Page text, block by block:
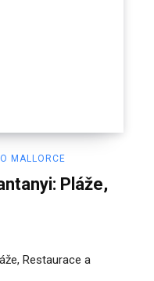
MALLORCE
Pláže,
Restaurace a